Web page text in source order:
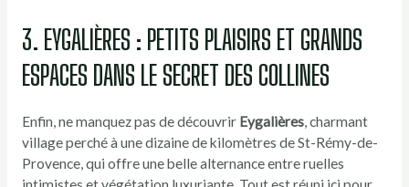
3. EYGALIÈRES : PETITS PLAISIRS ET GRANDS
ESPACES DANS LE SECRET DES COLLINES
Enfin, ne manquez pas de découvrir Eygalières, charmant
village perché à une dizaine de kilomètres de St-Rémy-de-
Provence, qui offre une belle alternance entre ruelles